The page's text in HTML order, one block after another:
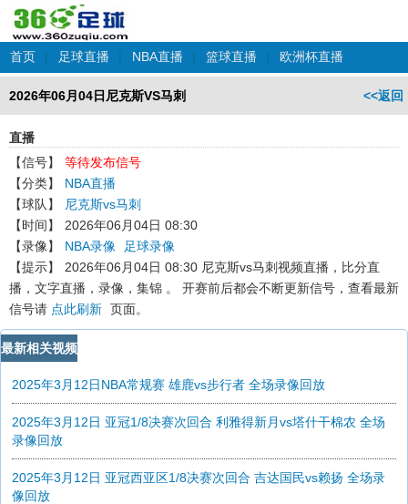
首页 | 足球直播 | NBA直播 | 篮球直播 | 欧洲杯直播
<<返回
2026年06月04日尼克斯VS马刺
直播
【信号】
等待发布信号
【分类】
NBA直播
【球队】
尼克斯vs马刺
【时间】
2026年06月04日 08:30
【录像】
NBA录像
足球录像
【提示】
2026年06月04日 08:30 尼克斯vs马刺视频直播，比分直
播，文字直播，录像，集锦 。 开赛前后都会不断更新信号，查看最新
信号请 点此刷新 页面。
最新相关视频
2025年3月12日NBA常规赛 雄鹿vs步行者 全场录像回放
2025年3月12日 亚冠1/8决赛次回合 利雅得新月vs塔什干棉农 全场
录像回放
2025年3月12日 亚冠西亚区1/8决赛次回合 吉达国民vs赖扬 全场录
像回放